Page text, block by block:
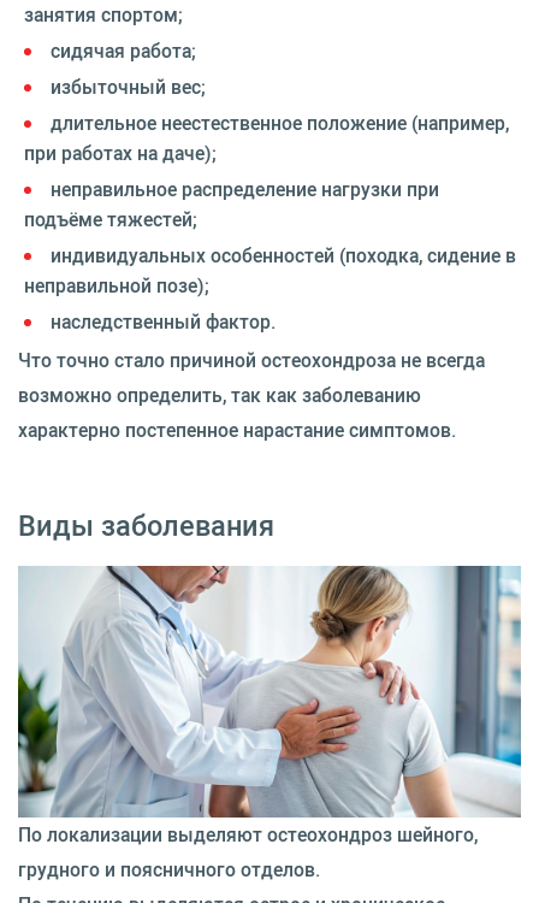
занятия спортом;
сидячая работа;
избыточный вес;
длительное неестественное положение (например,
при работах на даче);
неправильное распределение нагрузки при
подъёме тяжестей;
индивидуальных особенностей (походка, сидение в
неправильной позе);
наследственный фактор.
Что точно стало причиной остеохондроза не всегда
возможно определить, так как заболеванию
характерно постепенное нарастание симптомов.
Виды заболевания
По локализации выделяют остеохондроз шейного,
грудного и поясничного отделов.